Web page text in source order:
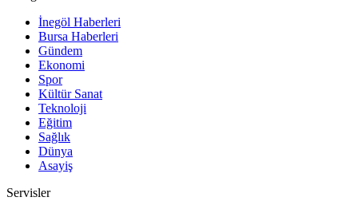
İnegöl Haberleri
Bursa Haberleri
Gündem
Ekonomi
Spor
Kültür Sanat
Teknoloji
Eğitim
Sağlık
Dünya
Asayiş
Servisler